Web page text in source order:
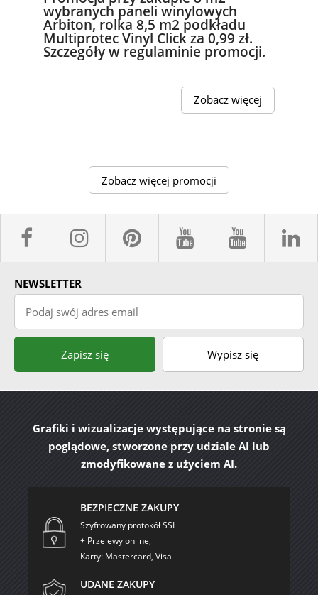
wybranych paneli winylowych
Arbiton, rolka 8,5 m2 podkładu
Multiprotec Vinyl Click za 0,99 zł.
Szczegóły w regulaminie promocji.
Zobacz więcej
Zobacz więcej promocji
facebook sklepyBELPOL
instagram
pinterestyoutube
NEWSLETTER
Podaj swój adres email
Zapisz się Wypisz się
Grafiki i wizualizacje występujące na stronie są
poglądowe, stworzone przy udziale AI lub
zmodyfikowane z użyciem AI.
BEZPIECZNE ZAKUPY
Szyfrowany protokół SSL
+ Przelewy online,
Karty: Mastercard, Visa
UDANE ZAKUPY